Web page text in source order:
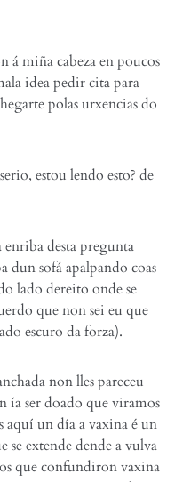
miña cabeza en poucos
idea pedir cita para
polas urxencias do
estou lendo esto? de
enriba desta pregunta
dun sofá apalpando coas
lado dereito onde se
que non sei eu que
escuro da forza).
non lles pareceu
ía ser doado que viramos
aquí un día a vaxina é un
extende dende a vulva
que confundiron vaxina